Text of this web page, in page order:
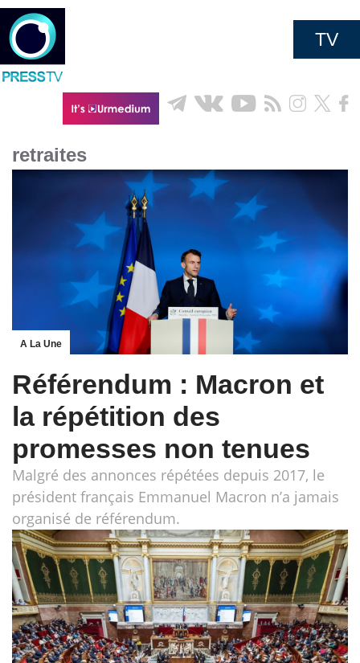
TV
retraites
A La Une
Référendum : Macron et
la répétition des
promesses non tenues
Malgré des annonces répétées depuis 2017, le
président français Emmanuel Macron n’a jamais
organisé de référendum.